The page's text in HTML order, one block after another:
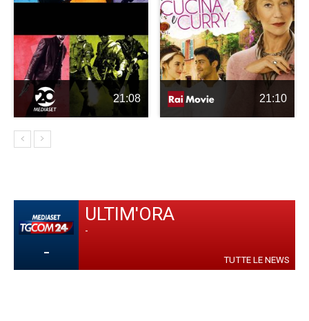
21:08 21:10
-
ULTIM'ORA
-
TUTTE LE NEWS